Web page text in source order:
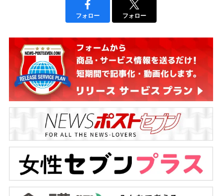
フォロー フォロー